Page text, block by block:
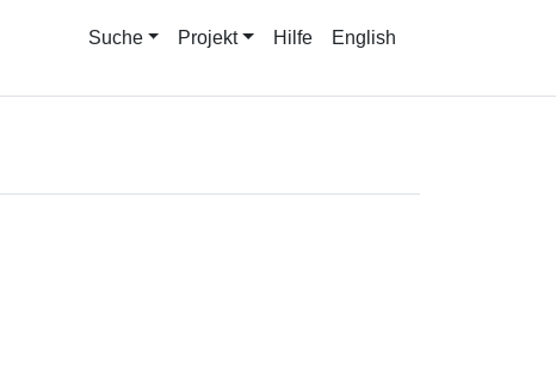
Suche Projekt Hilfe English